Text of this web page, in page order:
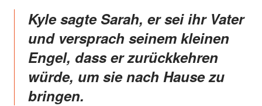
Kyle sagte Sarah, er sei ihr Vater
und versprach seinem kleinen
Engel, dass er zurückkehren
würde, um sie nach Hause zu
bringen.